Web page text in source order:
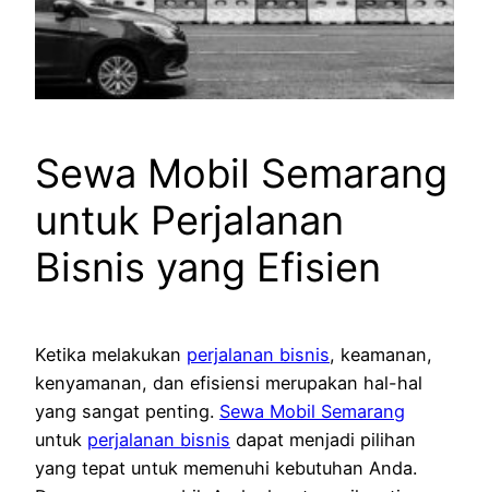
Sewa Mobil Semarang
untuk Perjalanan
Bisnis yang Efisien
Ketika melakukan perjalanan bisnis, keamanan,
kenyamanan, dan efisiensi merupakan hal-hal
yang sangat penting. Sewa Mobil Semarang
untuk perjalanan bisnis dapat menjadi pilihan
yang tepat untuk memenuhi kebutuhan Anda.